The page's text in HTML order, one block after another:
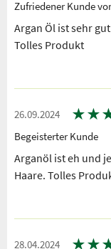
Zufriedener Kunde
Argan Öl ist sehr
Tolles Produkt
26.09.2024 ★★
Begeisterter Kunde
Arganöl ist eh und
Haare. Tolles
28.04.2024 ★★